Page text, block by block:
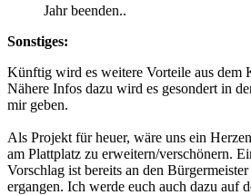
Jahr beenden..
Sonstiges:
Künftig wird es weitere Vorteile aus dem
Nähere Infos dazu wird es gesondert in
mir geben.
Als Projekt für heuer, wäre uns ein
am Plattplatz zu erweitern/verschönern.
Vorschlag ist bereits an den
ergangen. Ich werde euch auch dazu auf